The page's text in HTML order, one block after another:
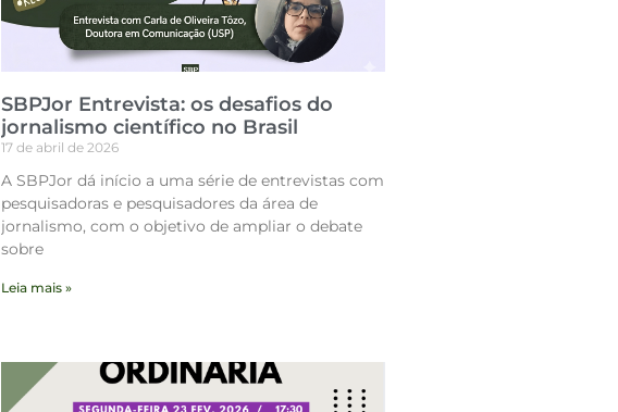
SBPJor Entrevista: os desafios do
jornalismo científico no Brasil
17 de abril de 2026
A SBPJor dá início a uma série de entrevistas com
pesquisadoras e pesquisadores da área de
jornalismo, com o objetivo de ampliar o debate
sobre
Leia mais »